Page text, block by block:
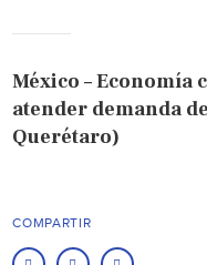
México –
atender demanda
Querétaro)
COMPARTIR